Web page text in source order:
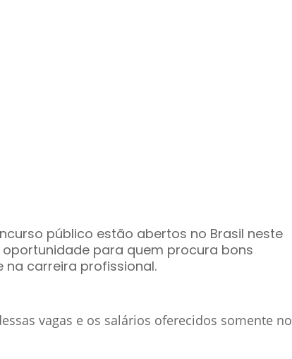
público estão abertos no Brasil neste
oportunidade para quem procura bons
na carreira profissional.
vagas e os salários oferecidos somente no